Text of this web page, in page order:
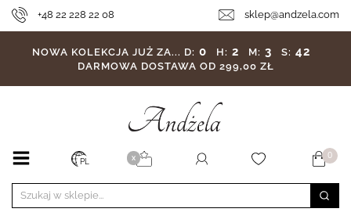
+48 22 228 22 08 sklep@andzela.com
NOWA KOLEKCJA JUŻ ZA... D: 0 H: 2 M: 3 S: 41
DARMOWA DOSTAWA OD 299,00 ZŁ
PL X 0